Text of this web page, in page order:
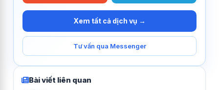
Xem tất cả dịch vụ →
Tư vấn qua Messenger
Bài viết liên quan